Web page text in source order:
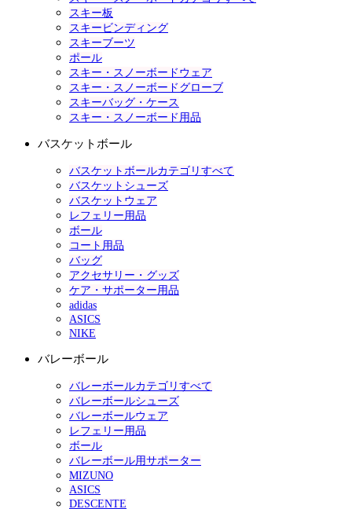
スキー板
スキービンディング
スキーブーツ
ポール
スキー・スノーボードウェア
スキー・スノーボードグローブ
スキーバッグ・ケース
スキー・スノーボード用品
バスケットボール
バスケットボールカテゴリすべて
バスケットシューズ
バスケットウェア
レフェリー用品
ボール
コート用品
バッグ
アクセサリー・グッズ
ケア・サポーター用品
adidas
ASICS
NIKE
バレーボール
バレーボールカテゴリすべて
バレーボールシューズ
バレーボールウェア
レフェリー用品
ボール
バレーボール用サポーター
MIZUNO
ASICS
DESCENTE